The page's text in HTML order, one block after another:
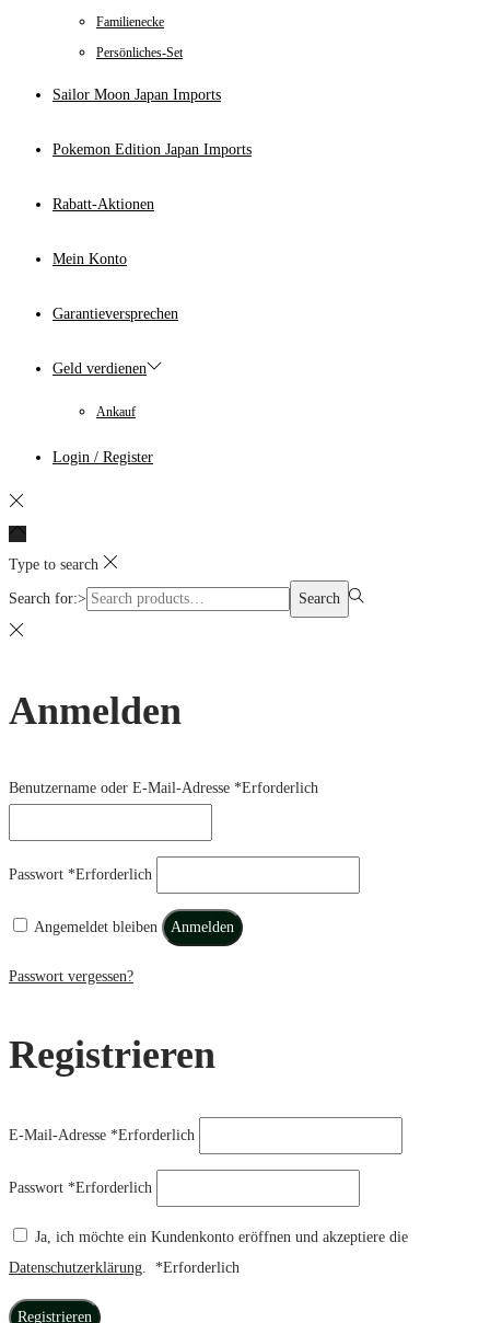
Familienecke
Persönliches-Set
Sailor Moon Japan Imports
Pokemon Edition Japan Imports
Rabatt-Aktionen
Mein Konto
Garantieversprechen
Geld verdienen
Ankauf
Login / Register
Type to search
Search for:> Search
Anmelden
Benutzername oder E-Mail-Adresse *Erforderlich
Passwort *Erforderlich
Angemeldet bleiben Anmelden
Passwort vergessen?
Registrieren
E-Mail-Adresse *Erforderlich
Passwort *Erforderlich
Ja, ich möchte ein Kundenkonto eröffnen und akzeptiere die
Datenschutzerklärung
*Erforderlich
Registrieren